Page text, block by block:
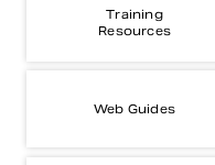
Training
Resources
Web Guides